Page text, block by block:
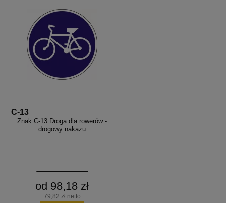
C-13
Znak C-13 Droga dla rowerów -
drogowy nakazu
od 98,18 zł
79,82 zł netto